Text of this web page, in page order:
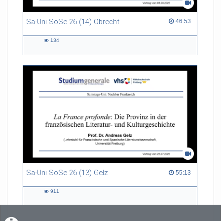
Sa-Uni SoSe 26 (14) Obrecht 46:53
46:53 duration
134
Sa-Uni SoSe 26 (13) Gelz 55:13
55:13 duration
911